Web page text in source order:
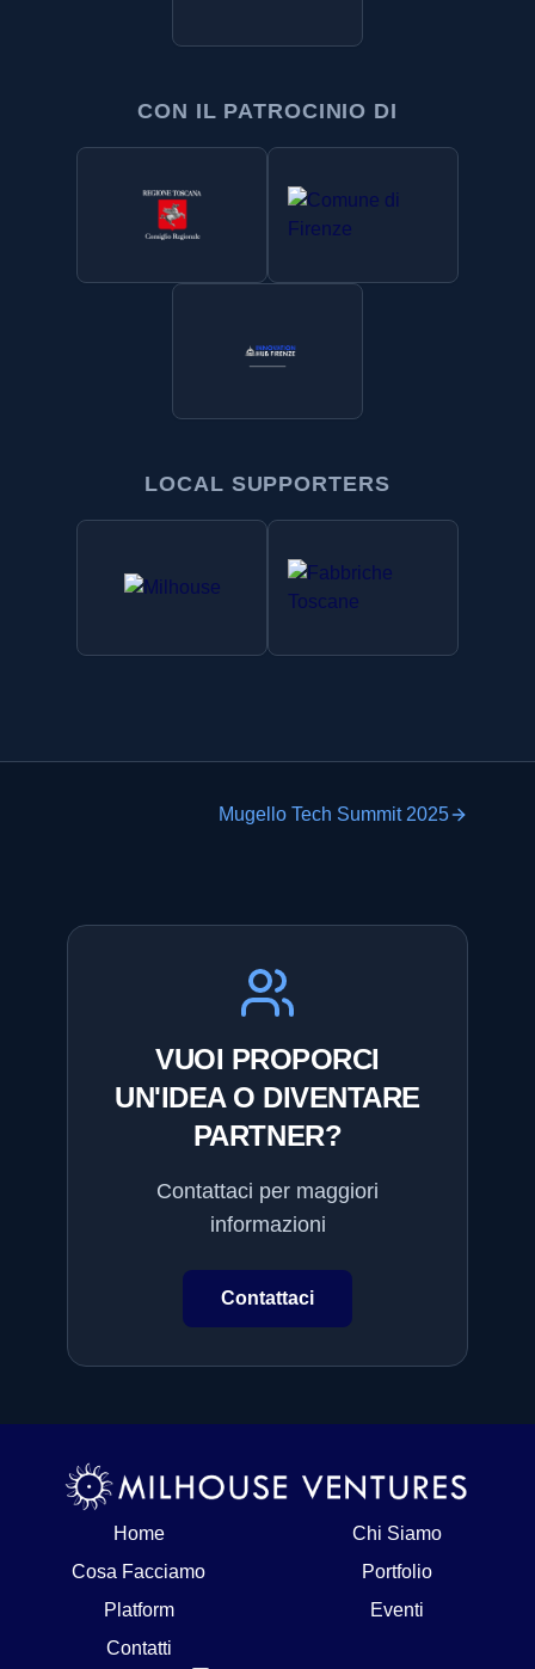
CON IL PATROCINIO DI
LOCAL SUPPORTERS
Mugello Tech Summit 2025
VUOI PROPORCI
UN'IDEA O DIVENTARE
PARTNER?
Contattaci per maggiori
informazioni
Contattaci
Home
Chi Siamo
Cosa Facciamo
Portfolio
Platform
Eventi
Contatti